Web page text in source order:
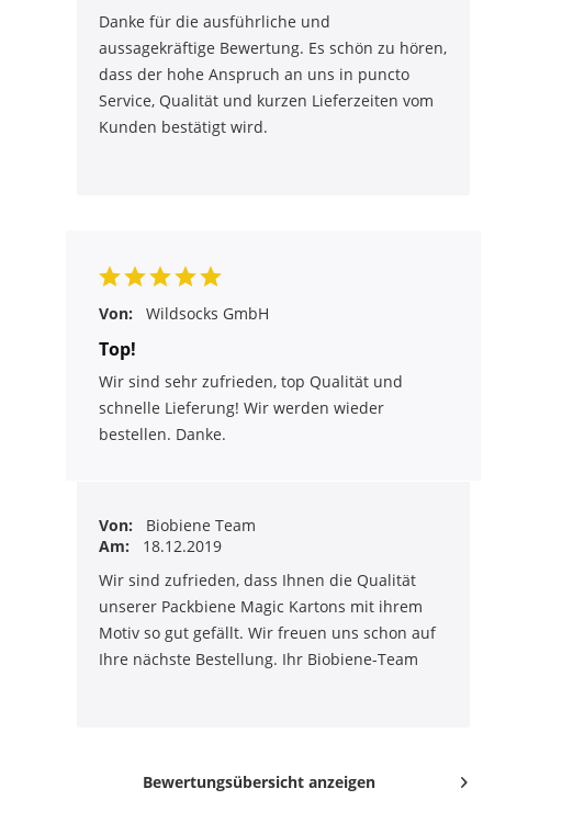
Danke für die ausführliche und
aussagekräftige Bewertung. Es schön zu hören,
dass der hohe Anspruch an uns in puncto
Service, Qualität und kurzen Lieferzeiten vom
Kunden bestätigt wird.
Von: Wildsocks GmbH
Top!
Wir sind sehr zufrieden, top Qualität und
schnelle Lieferung! Wir werden wieder
bestellen. Danke.
Von:
Biobiene Team
Am:
18.12.2019
Wir sind zufrieden, dass Ihnen die Qualität
unserer Packbiene Magic Kartons mit ihrem
Motiv so gut gefällt. Wir freuen uns schon auf
Ihre nächste Bestellung. Ihr Biobiene-Team
Bewertungsübersicht anzeigen